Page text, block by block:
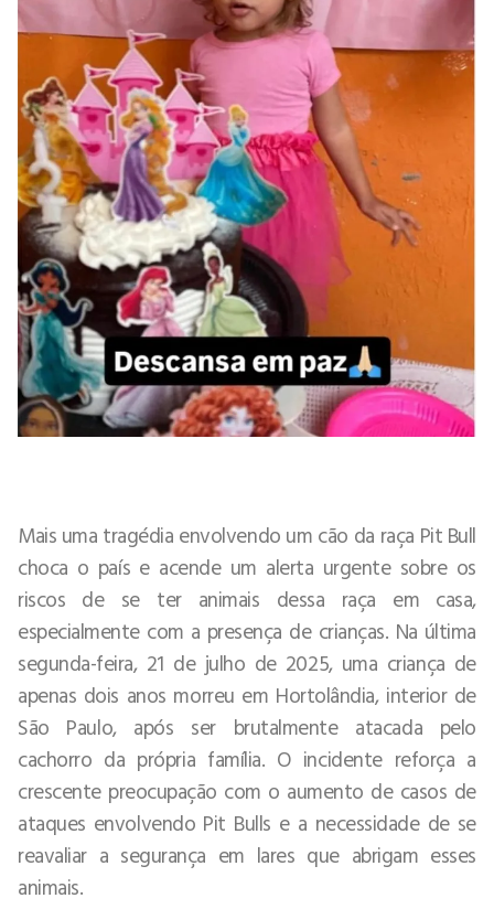
Mais uma tragédia envolvendo um cão da raça Pit Bull
choca o país e acende um alerta urgente sobre os
riscos de se ter animais dessa raça em casa,
especialmente com a presença de crianças. Na última
segunda-feira, 21 de julho de 2025, uma criança de
apenas dois anos morreu em Hortolândia, interior de
São Paulo, após ser brutalmente atacada pelo
cachorro da própria família. O incidente reforça a
crescente preocupação com o aumento de casos de
ataques envolvendo Pit Bulls e a necessidade de se
reavaliar a segurança em lares que abrigam esses
animais.